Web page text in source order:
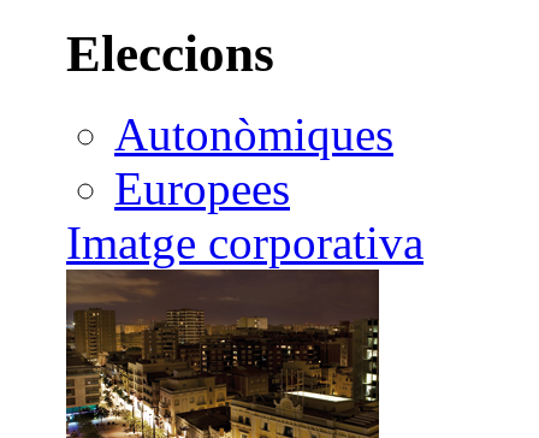
Eleccions
Autonòmiques
Europees
Imatge corporativa